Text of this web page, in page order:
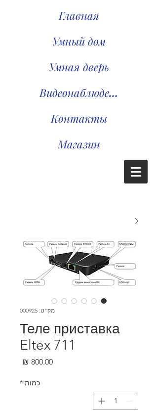
Главная
Умный дом
Умная дверь
Видеонаблюдение
Контакты
Магазин
מק"ט: 000925
Теле приставка
Eltex 711
כמות *